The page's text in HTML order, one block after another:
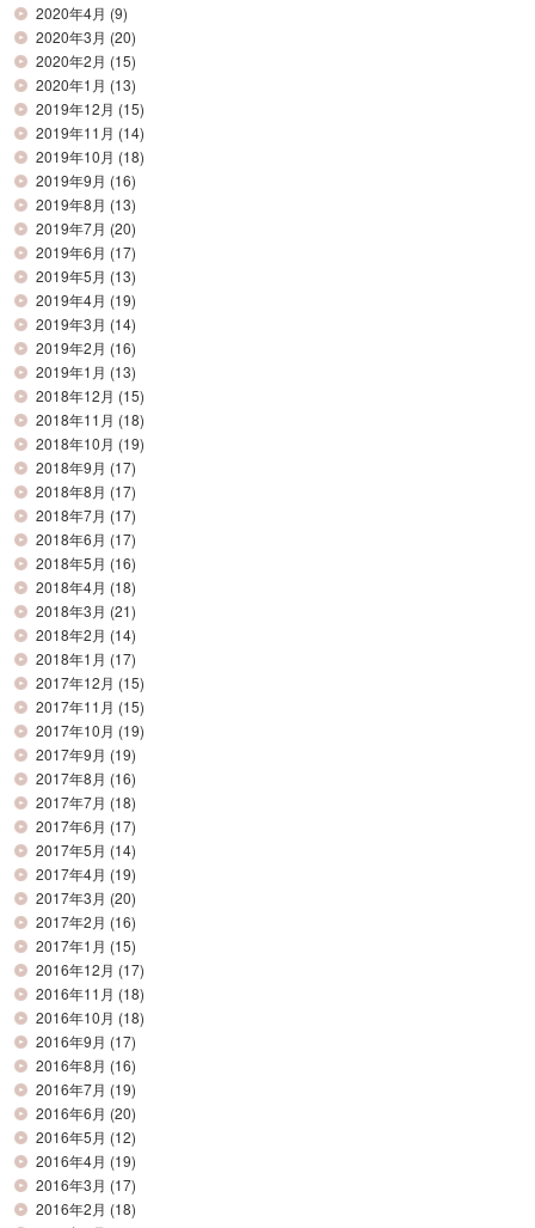
2020年4月 (9)
2020年3月 (20)
2020年2月 (15)
2020年1月 (13)
2019年12月 (15)
2019年11月 (14)
2019年10月 (18)
2019年9月 (16)
2019年8月 (13)
2019年7月 (20)
2019年6月 (17)
2019年5月 (13)
2019年4月 (19)
2019年3月 (14)
2019年2月 (16)
2019年1月 (13)
2018年12月 (15)
2018年11月 (18)
2018年10月 (19)
2018年9月 (17)
2018年8月 (17)
2018年7月 (17)
2018年6月 (17)
2018年5月 (16)
2018年4月 (18)
2018年3月 (21)
2018年2月 (14)
2018年1月 (17)
2017年12月 (15)
2017年11月 (15)
2017年10月 (19)
2017年9月 (19)
2017年8月 (16)
2017年7月 (18)
2017年6月 (17)
2017年5月 (14)
2017年4月 (19)
2017年3月 (20)
2017年2月 (16)
2017年1月 (15)
2016年12月 (17)
2016年11月 (18)
2016年10月 (18)
2016年9月 (17)
2016年8月 (16)
2016年7月 (19)
2016年6月 (20)
2016年5月 (12)
2016年4月 (19)
2016年3月 (17)
2016年2月 (18)